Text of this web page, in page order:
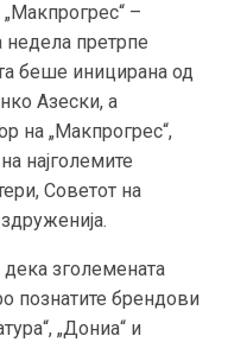
–
недела претрпе
беше иницирана од
Азески, а
на „Макпрогрес“,
најголемите
Советот на
зголемената
познатите брендови
„Дониа“ и